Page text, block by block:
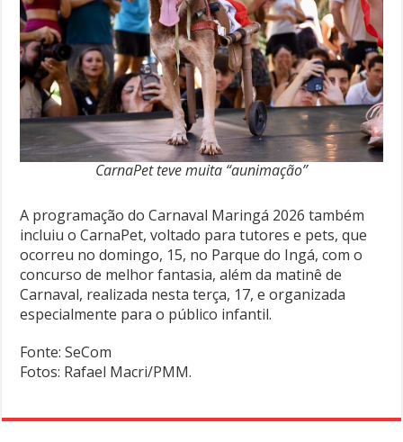
CarnaPet teve muita “aunimação”
A programação do Carnaval Maringá 2026 também
incluiu o CarnaPet, voltado para tutores e pets, que
ocorreu no domingo, 15, no Parque do Ingá, com o
concurso de melhor fantasia, além da matinê de
Carnaval, realizada nesta terça, 17, e organizada
especialmente para o público infantil.
Fonte: SeCom
Fotos: Rafael Macri/PMM.